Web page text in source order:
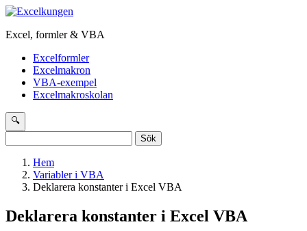
Excel, formler & VBA
Excelformler
Excelmakron
VBA-exempel
Excelmakroskolan
🔍
efter:
Hem
Variabler i VBA
Deklarera konstanter i Excel VBA
Deklarera konstanter i Excel VBA